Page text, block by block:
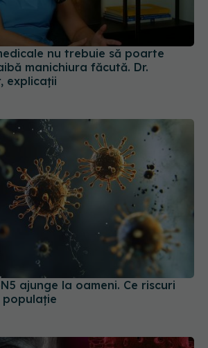
nu trebuie să poarte
manichiura făcută. Dr.
explicații
ajunge la oameni. Ce riscuri